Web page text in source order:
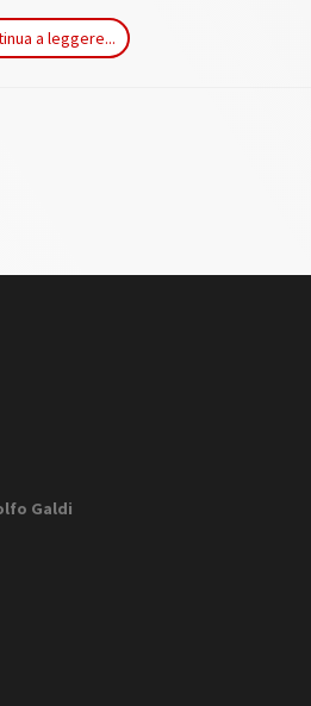
Paolo con un poker di vittorie).
a leggere...
Galdi